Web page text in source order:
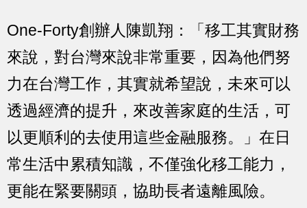
One-Forty創辦人陳凱翔：「移工其實財務
來說，對台灣來說非常重要，因為他們努
力在台灣工作，其實就希望說，未來可以
透過經濟的提升，來改善家庭的生活，可
以更順利的去使用這些金融服務。」在日
常生活中累積知識，不僅強化移工能力，
更能在緊要關頭，協助長者遠離風險。